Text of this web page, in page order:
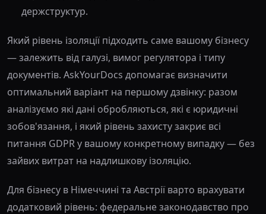
держструктур.
Який рівень ізоляції підходить саме вашому бізнесу
— залежить від галузі, вимог регулятора і типу
документів. AskYourDocs допомагає визначити
оптимальний варіант на першому дзвінку: разом
аналізуємо які дані обробляються, які є юридичні
зобов'язання, і який рівень захисту закриє всі
питання GDPR у вашому конкретному випадку — без
зайвих витрат на надлишкову ізоляцію.
Для бізнесу в Німеччині та Австрії варто врахувати
додатковий рівень: федеральне законодавство про